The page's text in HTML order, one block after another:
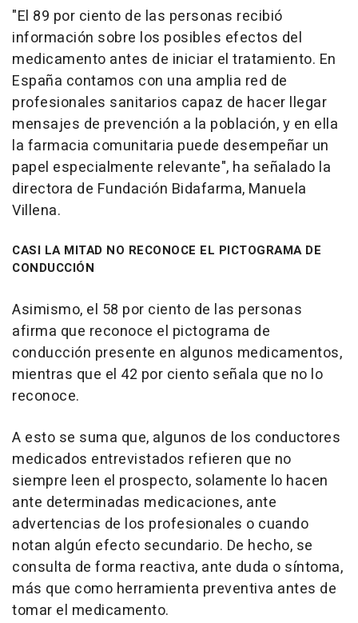
"El 89 por ciento de las personas recibió
información sobre los posibles efectos del
medicamento antes de iniciar el tratamiento. En
España contamos con una amplia red de
profesionales sanitarios capaz de hacer llegar
mensajes de prevención a la población, y en ella
la farmacia comunitaria puede desempeñar un
papel especialmente relevante", ha señalado la
directora de Fundación Bidafarma, Manuela
Villena.
CASI LA MITAD NO RECONOCE EL PICTOGRAMA DE
CONDUCCIÓN
Asimismo, el 58 por ciento de las personas
afirma que reconoce el pictograma de
conducción presente en algunos medicamentos,
mientras que el 42 por ciento señala que no lo
reconoce.
A esto se suma que, algunos de los conductores
medicados entrevistados refieren que no
siempre leen el prospecto, solamente lo hacen
ante determinadas medicaciones, ante
advertencias de los profesionales o cuando
notan algún efecto secundario. De hecho, se
consulta de forma reactiva, ante duda o síntoma,
más que como herramienta preventiva antes de
tomar el medicamento.